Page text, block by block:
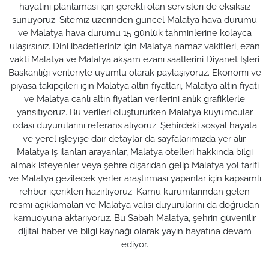
hayatını planlaması için gerekli olan servisleri de eksiksiz
sunuyoruz. Sitemiz üzerinden güncel Malatya hava durumu
ve Malatya hava durumu 15 günlük tahminlerine kolayca
ulaşırsınız. Dini ibadetleriniz için Malatya namaz vakitleri, ezan
vakti Malatya ve Malatya akşam ezanı saatlerini Diyanet İşleri
Başkanlığı verileriyle uyumlu olarak paylaşıyoruz. Ekonomi ve
piyasa takipçileri için Malatya altın fiyatları, Malatya altın fiyatı
ve Malatya canlı altın fiyatları verilerini anlık grafiklerle
yansıtıyoruz. Bu verileri oluştururken Malatya kuyumcular
odası duyurularını referans alıyoruz. Şehirdeki sosyal hayata
ve yerel işleyişe dair detaylar da sayfalarımızda yer alır.
Malatya iş ilanları arayanlar, Malatya otelleri hakkında bilgi
almak isteyenler veya şehre dışarıdan gelip Malatya yol tarifi
ve Malatya gezilecek yerler araştırması yapanlar için kapsamlı
rehber içerikleri hazırlıyoruz. Kamu kurumlarından gelen
resmi açıklamaları ve Malatya valisi duyurularını da doğrudan
kamuoyuna aktarıyoruz. Bu Sabah Malatya, şehrin güvenilir
dijital haber ve bilgi kaynağı olarak yayın hayatına devam
ediyor.